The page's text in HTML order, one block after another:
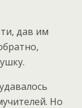
дав им
Но